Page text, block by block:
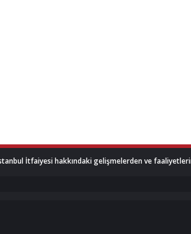
İtfaiyesi hakkındaki gelişmelerden ve